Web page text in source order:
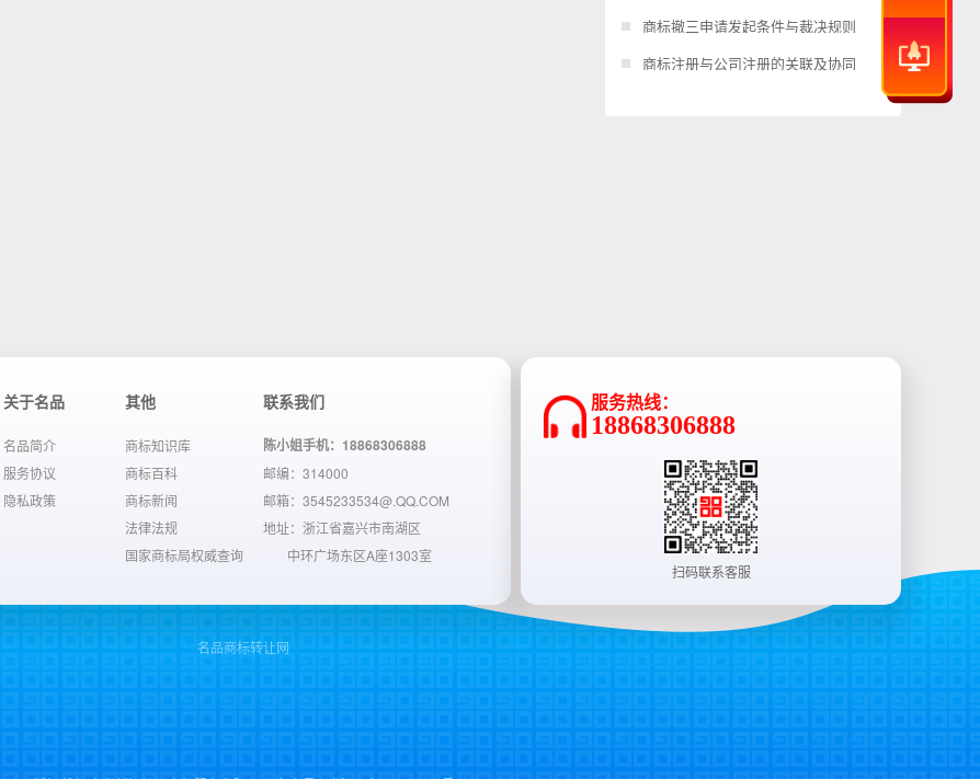
商标撤三申请发起条件与裁决规则
商标注册与公司注册的关联及协同
关于名品
名品简介
服务协议
隐私政策
其他
商标知识库
商标百科
商标新闻
法律法规
国家商标局权威查询
联系我们
陈小姐手机：18868306888
邮编：314000
邮箱：3545233534@.QQ.COM
地址：浙江省嘉兴市南湖区
中环广场东区A座1303室
服务热线：
18868306888
扫码联系客服
名品商标转让网